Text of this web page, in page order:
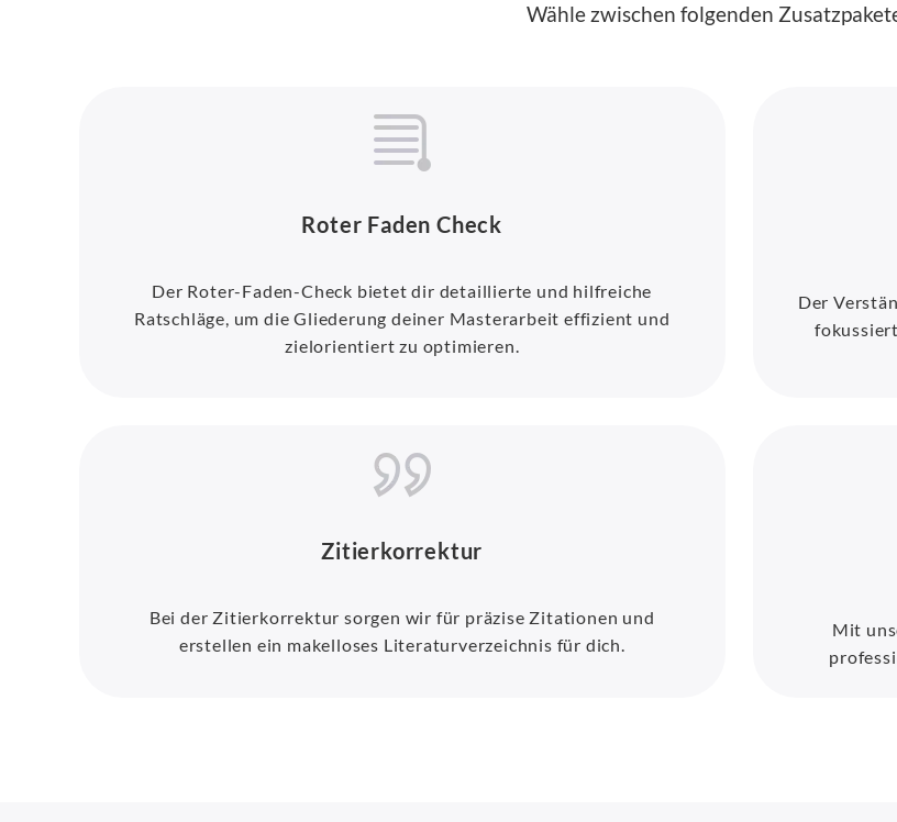
Wähle zwischen folgenden
Roter Faden Check
Der Roter-Faden-Check bietet dir detaillierte und hilfreiche
Ratschläge, um die Gliederung deiner Masterarbeit effizient und
zielorientiert zu optimieren.
Der
Zitierkorrektur
Bei der Zitierkorrektur sorgen wir für präzise Zitationen und
erstellen ein makelloses Literaturverzeichnis für dich.
Mit